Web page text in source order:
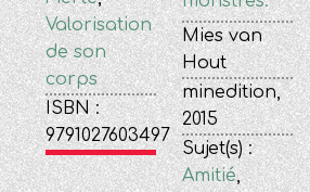
Valorisation
de son
corps
ISBN :
9791027603497
Mies van
Hout
minedition,
2015
Sujet(s) :
Amitié,